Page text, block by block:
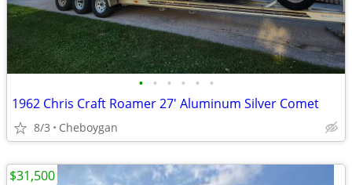
• • • • • •
1962 Chris Craft Roamer 27' Aluminum Silver Comet
8/3 Cheboygan
$31,500